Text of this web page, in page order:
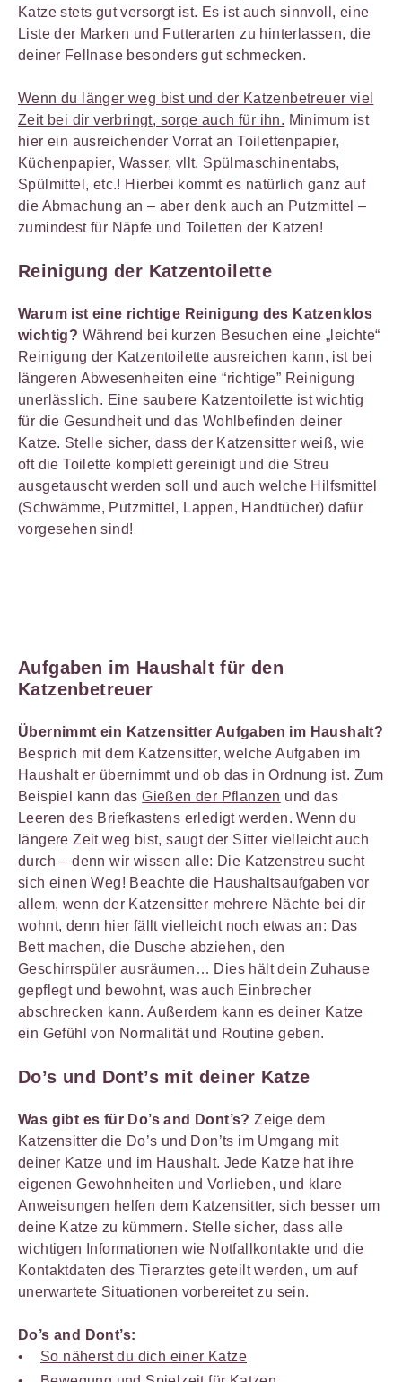
Katze stets gut versorgt ist. Es ist auch sinnvoll, eine
Liste der Marken und Futterarten zu hinterlassen, die
deiner Fellnase besonders gut schmecken.
Wenn du länger weg bist und der Katzenbetreuer viel
Zeit bei dir verbringt, sorge auch für ihn. Minimum ist
hier ein ausreichender Vorrat an Toilettenpapier,
Küchenpapier, Wasser, vllt. Spülmaschinentabs,
Spülmittel, etc.! Hierbei kommt es natürlich ganz auf
die Abmachung an – aber denk auch an Putzmittel –
zumindest für Näpfe und Toiletten der Katzen!
Reinigung der Katzentoilette
Warum ist eine richtige Reinigung des Katzenklos
wichtig? Während bei kurzen Besuchen eine „leichte“
Reinigung der Katzentoilette ausreichen kann, ist bei
längeren Abwesenheiten eine “richtige” Reinigung
unerlässlich. Eine saubere Katzentoilette ist wichtig
für die Gesundheit und das Wohlbefinden deiner
Katze. Stelle sicher, dass der Katzensitter weiß, wie
oft die Toilette komplett gereinigt und die Streu
ausgetauscht werden soll und auch welche Hilfsmittel
(Schwämme, Putzmittel, Lappen, Handtücher) dafür
vorgesehen sind!
Aufgaben im Haushalt für den
Katzen betreuer
Übernimmt ein Katzensitter Aufgaben im Haushalt?
Besprich mit dem Katzensitter, welche Aufgaben im
Haushalt er übernimmt und ob das in Ordnung ist. Zum
Beispiel kann dasGießen der Pflanzen und das
Leeren des Briefkastens erledigt werden. Wenn du
längere Zeit weg bist, saugt der Sitter vielleicht auch
durch – denn wir wissen alle: Die Katzenstreu sucht
sich einen Weg! Beachte die Haushaltsaufgaben vor
allem, wenn der Katzensitter mehrere Nächte bei dir
wohnt, denn hier fällt vielleicht noch etwas an: Das
Bett machen, die Dusche abziehen, den
Geschirrspüler ausräumen… Dies hält dein Zuhause
gepflegt und bewohnt, was auch Einbrecher
abschrecken kann. Außerdem kann es deiner Katze
ein Gefühl von Normalität und Routine geben.
Do’s und Dont’s mit deiner Katze
Was gibt es für Do’s and Dont’s? Zeige dem
Katzensitter die Do’s und Don’ts im Umgang mit
deiner Katze und im Haushalt. Jede Katze hat ihre
eigenen Gewohnheiten und Vorlieben, und klare
Anweisungen helfen dem Katzensitter, sich besser um
deine Katze zu kümmern. Stelle sicher, dass alle
wichtigen Informationen wie Notfallkontakte und die
Kontaktdaten des Tierarztes geteilt werden, um auf
unerwartete Situationen vorbereitet zu sein.
Do’s and Dont’s:
So näherst du dich einer Katze